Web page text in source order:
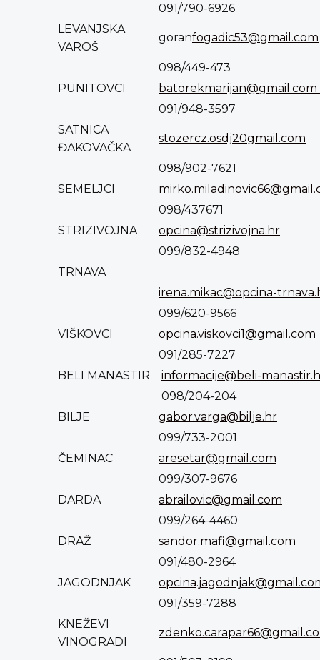
091/790-6926
LEVANJSKA
VAROŠ
goranfogadic53@gmail.com
098/449-473
PUNITOVCI
batorekmarijan@gmail.com
091/948-3597
SATNICA
ĐAKOVAČKA
stozercz.osdj20gmail.com
098/902-7621
SEMELJCI
098/437671
STRIZIVOJNA
opcina@strizivojna.hr
099/832-4948
TRNAVA
irena.mikac@opcina-
099/620-9566
VIŠKOVCI
opcina.viskovci1@gmail.com
091/285-7227
BELI MANASTIR
informacije@beli-
098/204-204
BILJE
gabor.varga@bilje.hr
099/733-2001
ČEMINAC
aresetar@gmail.com
099/307-9676
DARDA
abrailovic@gmail.com
099/264-4460
DRAŽ
sandor.mafi@gmail.com
091/480-2964
JAGODNJAK
091/359-7288
KNEŽEVI
VINOGRADI